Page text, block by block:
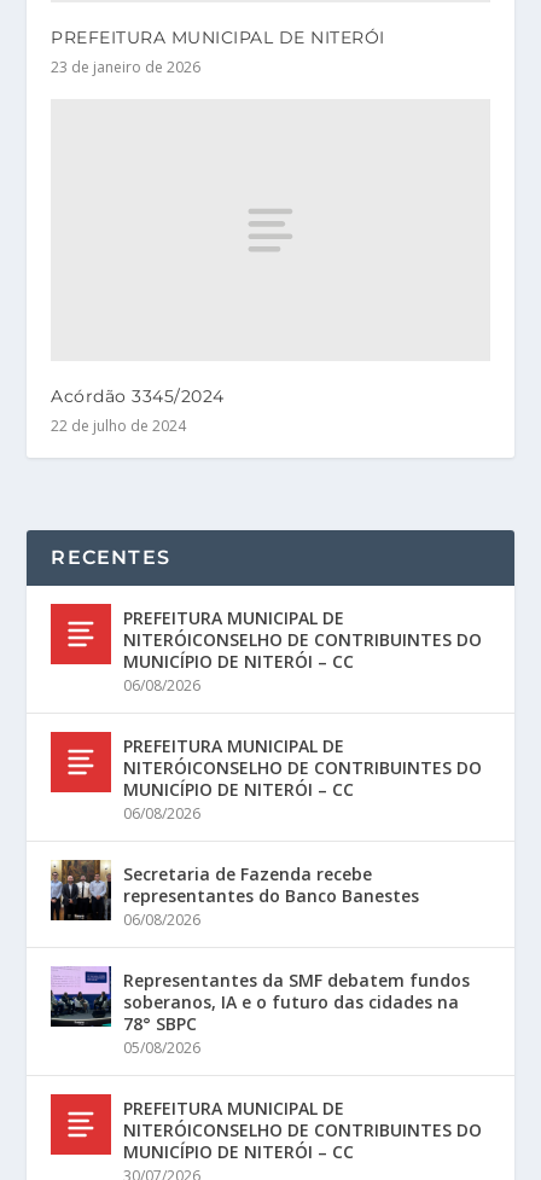
PREFEITURA MUNICIPAL DE NITERÓI
23 de janeiro de 2026
Acórdão 3345/2024
22 de julho de 2024
RECENTES
PREFEITURA MUNICIPAL DE
NITERÓICONSELHO DE CONTRIBUINTES DO
MUNICÍPIO DE NITERÓI – CC
06/08/2026
PREFEITURA MUNICIPAL DE
NITERÓICONSELHO DE CONTRIBUINTES DO
MUNICÍPIO DE NITERÓI – CC
06/08/2026
Secretaria de Fazenda recebe
representantes do Banco Banestes
06/08/2026
Representantes da SMF debatem fundos
soberanos, IA e o futuro das cidades na
78° SBPC
05/08/2026
PREFEITURA MUNICIPAL DE
NITERÓICONSELHO DE CONTRIBUINTES DO
MUNICÍPIO DE NITERÓI – CC